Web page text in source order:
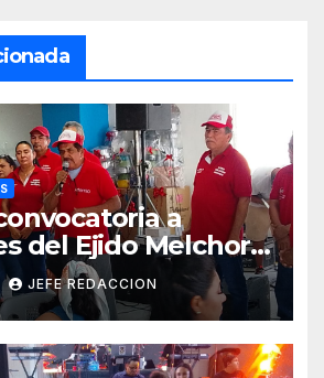
a
del Ejido Melchor
Lázaro Cárdenas
JEFE REDACCION